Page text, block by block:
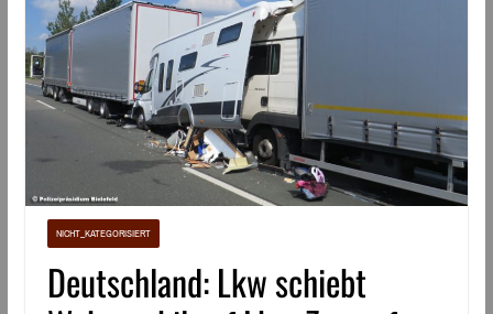
NICHT_KATEGORISIERT
Deutschland: Lkw schiebt